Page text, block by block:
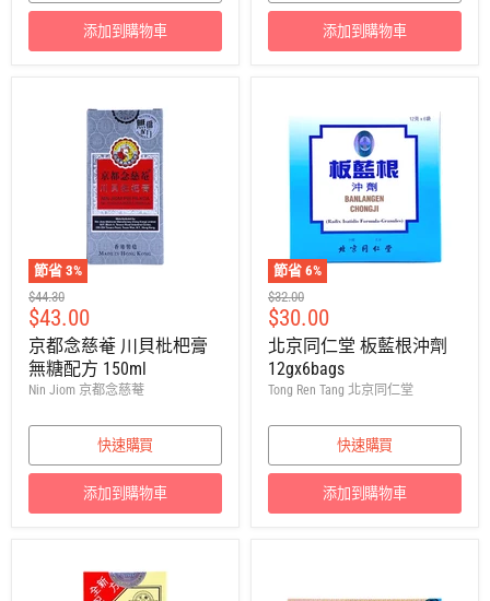
添加到購物車 添加到購物車
節省 3%
建
議
零
售
價
$44.30
售
價
$43.00
京都念慈菴 川貝枇杷膏
無糖配方 150ml
Nin Jiom 京都念慈菴
快速購買
添加到購物車
節省 6%
建
議
零
售
價
$32.00
售
價
$30.00
北京同仁堂 板藍根沖劑
12gx6bags
Tong Ren Tang 北京同仁堂
快速購買
添加到購物車